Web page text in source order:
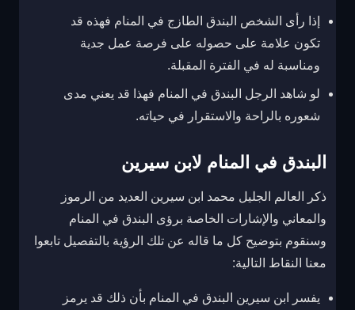
إذا رأى الشخص البندق الطازج في المنام فهذه قد
تكون علامة على حصوله على فرصة عمل جدية
ومناسبة له في الفترة المقبلة.
لو شاهد الرجل البندق في المنام فهذا قد يعني مدى
شعوره بالراحة والاستقرار في حياته.
البندق في المنام لابن سيرين
ذكر العالم الجليل محمد ابن سيرين العديد من الرموز
والمعاني والإشارات الخاصة برؤى البندق في المنام
وسنقوم بتوضيح كل ما قاله عن تلك الرؤية بالتفصيل تابعوا
معنا النقاط التالية:
يفسر ابن سيرين البندق في المنام بأن ذلك قد يرمز